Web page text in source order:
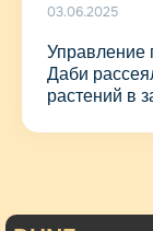
03.06.2025
Даби
растений в